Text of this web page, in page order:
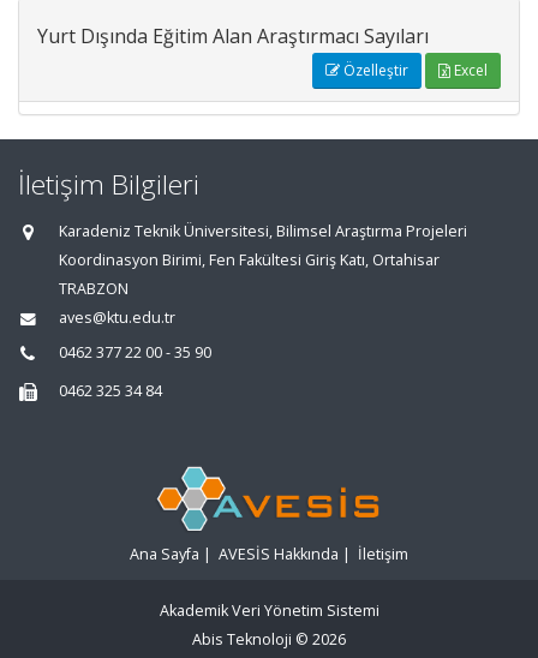
Yurt Dışında Eğitim Alan Araştırmacı Sayıları
Özelleştir Excel
İletişim Bilgileri
Karadeniz Teknik Üniversitesi, Bilimsel Araştırma Projeleri
Koordinasyon Birimi, Fen Fakültesi Giriş Katı, Ortahisar
TRABZON
aves@ktu.edu.tr
0462 377 22 00 - 35 90
0462 325 34 84
Ana Sayfa | AVESİS Hakkında | İletişim
Akademik Veri Yönetim Sistemi
Abis Teknoloji © 2026